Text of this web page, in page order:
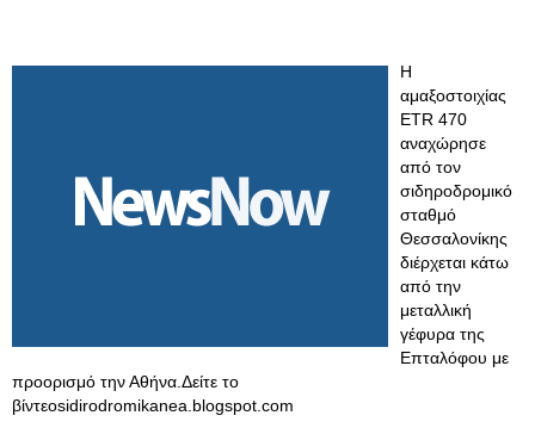
Η
αμαξοστοιχίας
ETR 470
αναχώρησε
από τον
σιδηροδρομικό
σταθμό
Θεσσαλονίκης
διέρχεται κάτω
από την
μεταλλική
γέφυρα της
Επταλόφου με
προορισμό την Αθήνα.Δείτε το
βίντεοsidirodromikanea.blogspot.com